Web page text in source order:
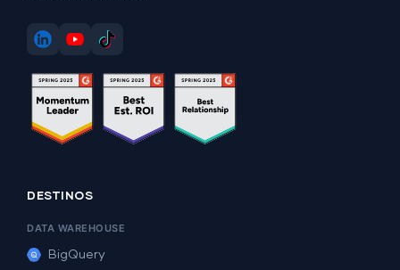
DESTINOS
DATA WAREHOUSE
BigQuery